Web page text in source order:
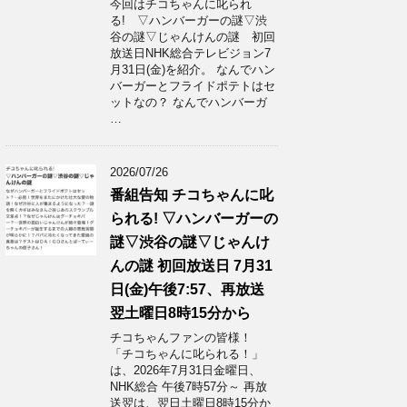
今回はチコちゃんに叱られ
る! ▽ハンバーガーの謎▽渋
谷の謎▽じゃんけんの謎 初回
放送日NHK総合テレビジョン7
月31日(金)を紹介。 なんでハン
バーガーとフライドポテトはセ
ットなの？ なんでハンバーガ
…
2026/07/26
番組告知 チコちゃんに叱
られる! ▽ハンバーガーの
謎▽渋谷の謎▽じゃんけ
んの謎 初回放送日 7月31
日(金)午後7:57、再放送
翌土曜日8時15分から
チコちゃんファンの皆様！
「チコちゃんに叱られる！」​
は、2026年7月31日金曜日、
NHK総合 午後7時57分～ 再放
送翌は、翌日土曜日8時15分か